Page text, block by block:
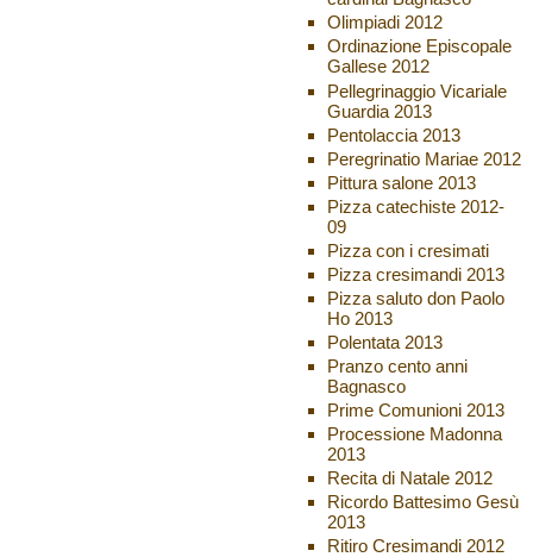
Olimpiadi 2012
Ordinazione Episcopale
Gallese 2012
Pellegrinaggio Vicariale
Guardia 2013
Pentolaccia 2013
Peregrinatio Mariae 2012
Pittura salone 2013
Pizza catechiste 2012-
09
Pizza con i cresimati
Pizza cresimandi 2013
Pizza saluto don Paolo
Ho 2013
Polentata 2013
Pranzo cento anni
Bagnasco
Prime Comunioni 2013
Processione Madonna
2013
Recita di Natale 2012
Ricordo Battesimo Gesù
2013
Ritiro Cresimandi 2012